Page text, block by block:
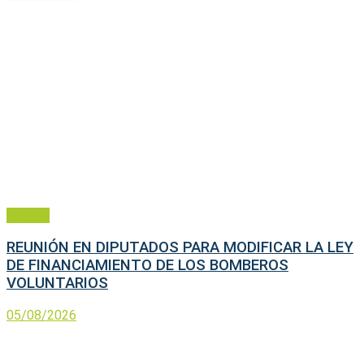
REUNIÓN EN DIPUTADOS PARA MODIFICAR LA LEY
DE FINANCIAMIENTO DE LOS BOMBEROS
VOLUNTARIOS
05/08/2026